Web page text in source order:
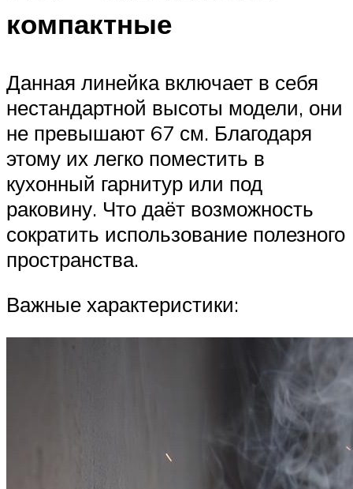
компактные
Данная линейка включает в себя
нестандартной высоты модели, они
не превышают 67 см. Благодаря
этому их легко поместить в
кухонный гарнитур или под
раковину. Что даёт возможность
сократить использование полезного
пространства.
Важные характеристики: